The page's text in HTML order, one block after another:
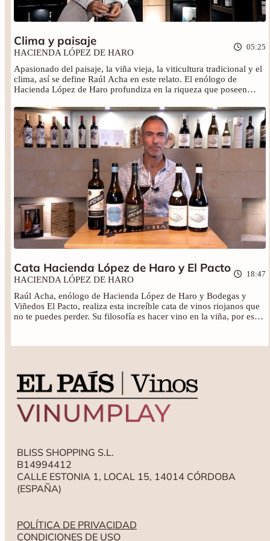
pasión. Por eso en Hacienda
López de Haro se elaboran
disfrutados y de emocionar.
Los avances técnicos y la
sostenibilidad están al servicio
de una elaboración artesanal,
El Pacto es una reverencia a la
tierra y la biodiversidad en la
viña. Un proyecto que
reivindica la vuelta de la
naturalidad, de la observación
del entorno, del trabajo que
respeta los ciclos vitales, de
rescatar la sabiduría de quien
conoce al milímetro sus
viñedos.
Clima y paisaje
HACIENDA LÓPEZ DE HARO
05:25
Apasionado del paisaje, la viña vieja, la viticultura tradicional y el
clima, así se define Raúl Acha en este relato. El enólogo de
Hacienda López de Haro profundiza en la riqueza que poseen
Cata Hacienda López de Haro y El Pacto
HACIENDA LÓPEZ DE HARO
18:47
Raúl Acha, enólogo de Hacienda López de Haro y Bodegas y
Viñedos El Pacto, realiza esta increíble cata de vinos riojanos que
no te puedes perder. Su filosofía es hacer vino en la viña, por eso
BLISS SHOPPING S.L.
B14994412
CALLE ESTONIA 1, LOCAL 15, 14014 CÓRDOBA
(ESPAÑA)
POLÍTICA DE PRIVACIDAD
CONDICIONES DE USO